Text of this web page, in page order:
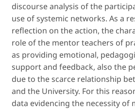
discourse analysis of the
use of systemic networks. As a
reflection on the action, the
role of the mentor teachers of
as providing emotional,
support and feedback, also the
due to the scarce relationship
and the University. For this
data evidencing the necessity of